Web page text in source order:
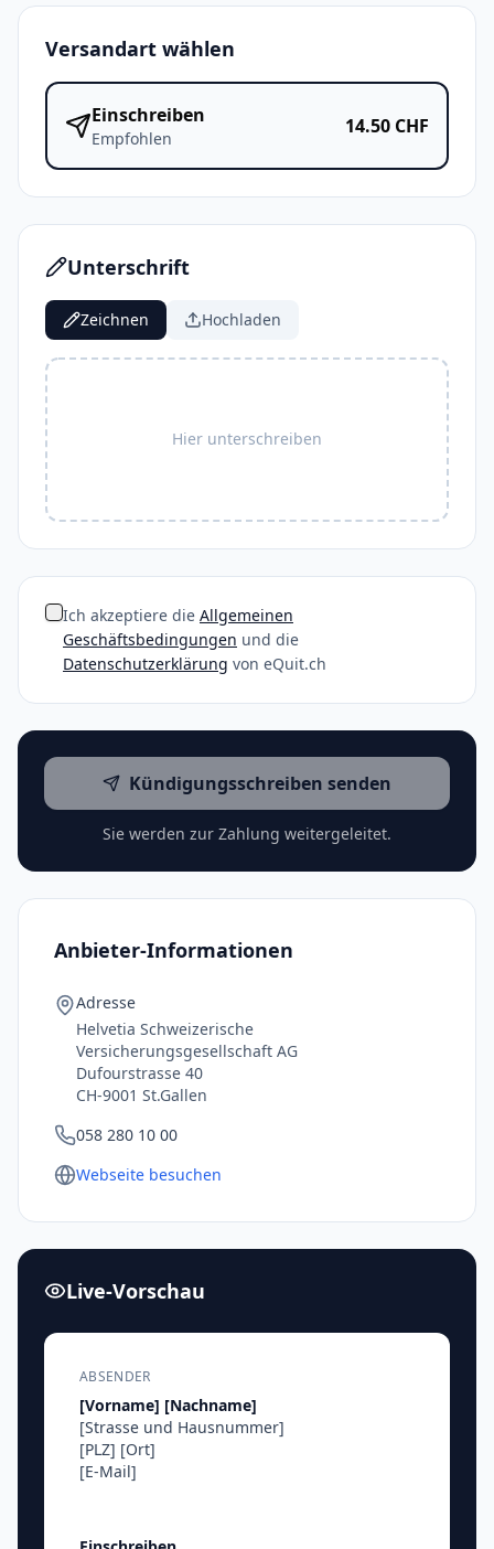
Versandart wählen
Einschreiben
Empfohlen
14.50 CHF
Unterschrift
Zeichnen Hochladen
Hier unterschreiben
Ich akzeptiere die Allgemeinen
Geschäftsbedingungen und die
Datenschutzerklärung von eQuit.ch
Kündigungsschreiben senden
Sie werden zur Zahlung weitergeleitet.
Anbieter-Informationen
Adresse
Helvetia Schweizerische
Versicherungsgesellschaft AG
Dufourstrasse 40
CH-9001 St.Gallen
058 280 10 00
Webseite besuchen
Live-Vorschau
ABSENDER
[Vorname] [Nachname]
[Strasse und Hausnummer]
[PLZ] [Ort]
[E-Mail]